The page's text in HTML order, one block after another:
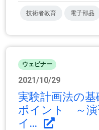
技術者教育 電子部品
ウェビナー
2021/10/29
実験計画法の
ポイント ～
イ...